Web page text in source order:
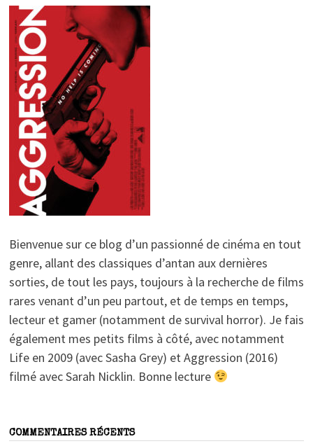
Bienvenue sur ce blog d’un passionné de cinéma en tout
genre, allant des classiques d’antan aux dernières
sorties, de tout les pays, toujours à la recherche de films
rares venant d’un peu partout, et de temps en temps,
lecteur et gamer (notamment de survival horror). Je fais
également mes petits films à côté, avec notamment
Life en 2009 (avec Sasha Grey) et Aggression (2016)
filmé avec Sarah Nicklin. Bonne lecture
COMMENTAIRES RÉCENTS